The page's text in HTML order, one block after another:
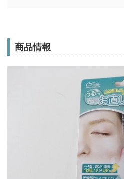
商品情報